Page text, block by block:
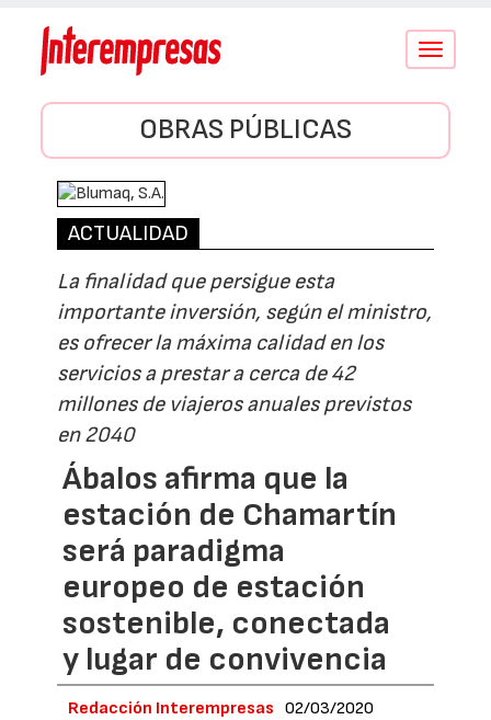
Conmutar
OBRAS PÚBLICAS
ACTUALIDAD
La finalidad que persigue esta
importante inversión, según el ministro,
es ofrecer la máxima calidad en los
servicios a prestar a cerca de 42
millones de viajeros anuales previstos
en 2040
Ábalos afirma que la
estación de Chamartín
será paradigma
europeo de estación
sostenible, conectada
y lugar de convivencia
Redacción Interempresas 02/03/2020